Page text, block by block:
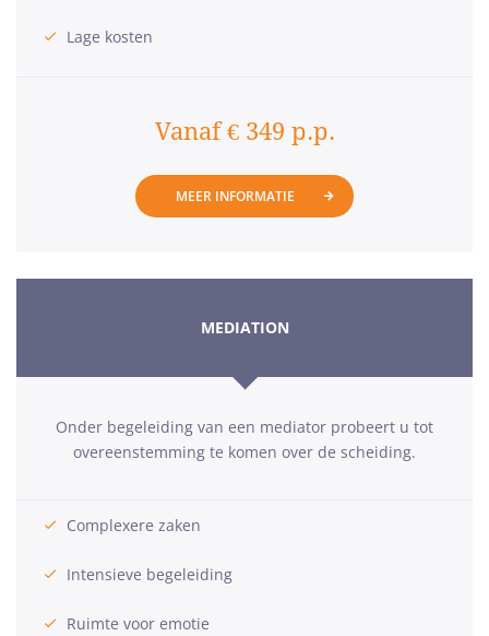
Lage kosten
Vanaf € 349 p.p.
MEER INFORMATIE
MEDIATION
Onder begeleiding van een mediator probeert u tot
overeenstemming te komen over de scheiding.
Complexere zaken
Intensieve begeleiding
Ruimte voor emotie